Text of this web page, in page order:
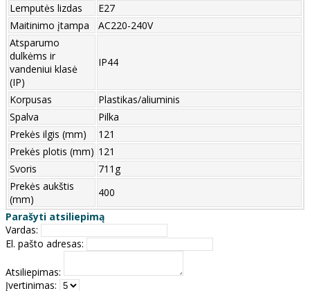
Lemputės lizdas
E27
Maitinimo įtampa
AC220-240V
Atsparumo
dulkėms ir
vandeniui klasė
(IP)
IP44
Korpusas
Plastikas/aliuminis
Spalva
Pilka
Prekės ilgis (mm)
121
Prekės plotis (mm) 121
Svoris
711g
Prekės aukštis
(mm)
400
Parašyti atsiliepimą
Vardas:
El. pašto adresas:
Atsiliepimas:
Įvertinimas: